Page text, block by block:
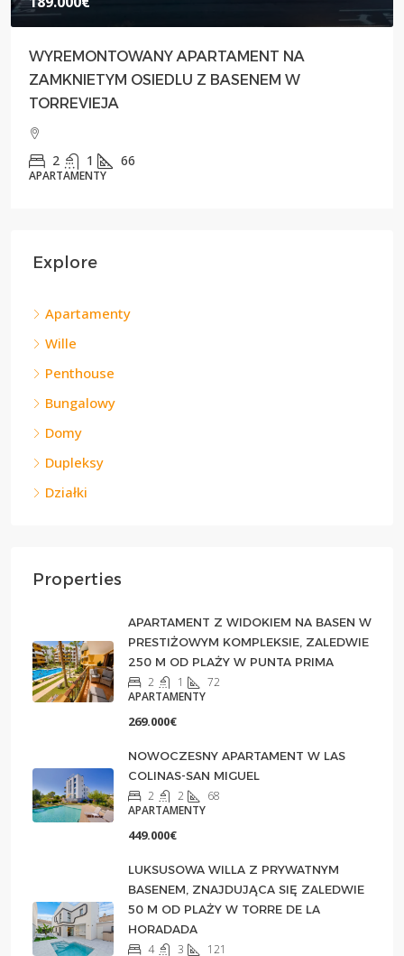
WYREMONTOWANY APARTAMENT NA
ZAMKNIETYM OSIEDLU Z BASENEM W
TORREVIEJA
2 1 66
APARTAMENTY
Explore
Apartamenty
Wille
Penthouse
Bungalowy
Domy
Dupleksy
Działki
Properties
APARTAMENT Z WIDOKIEM NA BASEN W
PRESTIŻOWYM KOMPLEKSIE, ZALEDWIE
250 M OD PLAŻY W PUNTA PRIMA
2 1
72
APARTAMENTY
269.000€
NOWOCZESNY APARTAMENT W LAS
COLINAS-SAN MIGUEL
2 2
68
APARTAMENTY
449.000€
LUKSUSOWA WILLA Z PRYWATNYM
BASENEM, ZNAJDUJĄCA SIĘ ZALEDWIE
50 M OD PLAŻY W TORRE DE LA
HORADADA
4 3
121